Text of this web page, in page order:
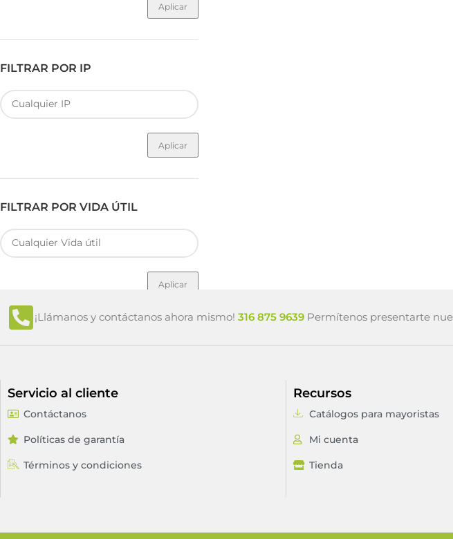
Aplicar
FILTRAR POR IP
Aplicar
FILTRAR POR VIDA ÚTIL
Aplicar
¡Llámanos y contáctanos ahora mismo! 316 875 9639 Permítenos presentarte
Servicio al cliente
Contáctanos
Políticas de garantía
Términos y condiciones
Recursos
Catálogos para mayoristas
Mi cuenta
Tienda